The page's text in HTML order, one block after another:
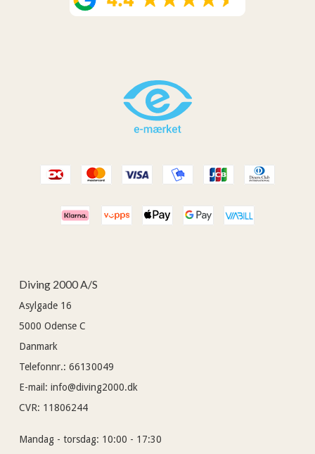
Diving 2000 A/S
Asylgade 16
5000 Odense C
Danmark
Telefonnr.: 66130049
E-mail : info@diving2000.dk
CVR: 11806244
Mandag - torsdag: 10:00 - 17:30